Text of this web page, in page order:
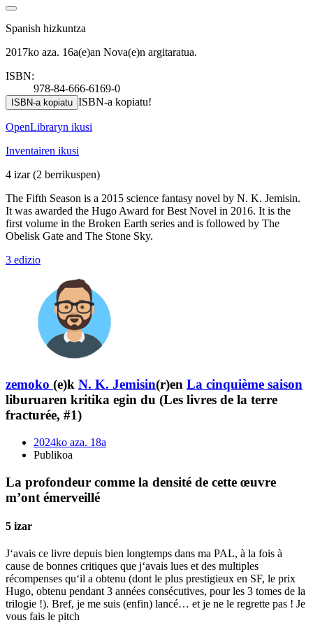
Spanish hizkuntza
2017ko aza. 16a(e)an Nova(e)n argitaratua.
ISBN:
978-84-666-6169-0
ISBN-a kopiatu ISBN-a kopiatu!
OpenLibraryn ikusi
Inventairen ikusi
4 izar(2 berrikuspen)
The Fifth Season is a 2015 science fantasy novel by N. K. Jemisin.
It was awarded the Hugo Award for Best Novel in 2016. It is the
first volume in the Broken Earth series and is followed by The
Obelisk Gate and The Stone Sky.
3 edizio
zemoko (e)k N. K. Jemisin(r)en La cinquième saison
liburuaren kritika egin du (Les livres de la terre
fracturée, #1)
2024ko aza. 18a
Publikoa
La profondeur comme la densité de cette œuvre
m’ont émerveillé
5 izar
J‘avais ce livre depuis bien longtemps dans ma PAL, à la fois à
cause de bonnes critiques que j‘avais lues et des multiples
récompenses qu‘il a obtenu (dont le plus prestigieux en SF, le prix
Hugo, obtenu pendant 3 années consécutives, pour les 3 tomes de la
trilogie !). Bref, je me suis (enfin) lancé… et je ne le regrette pas ! Je
vous fais le pitch